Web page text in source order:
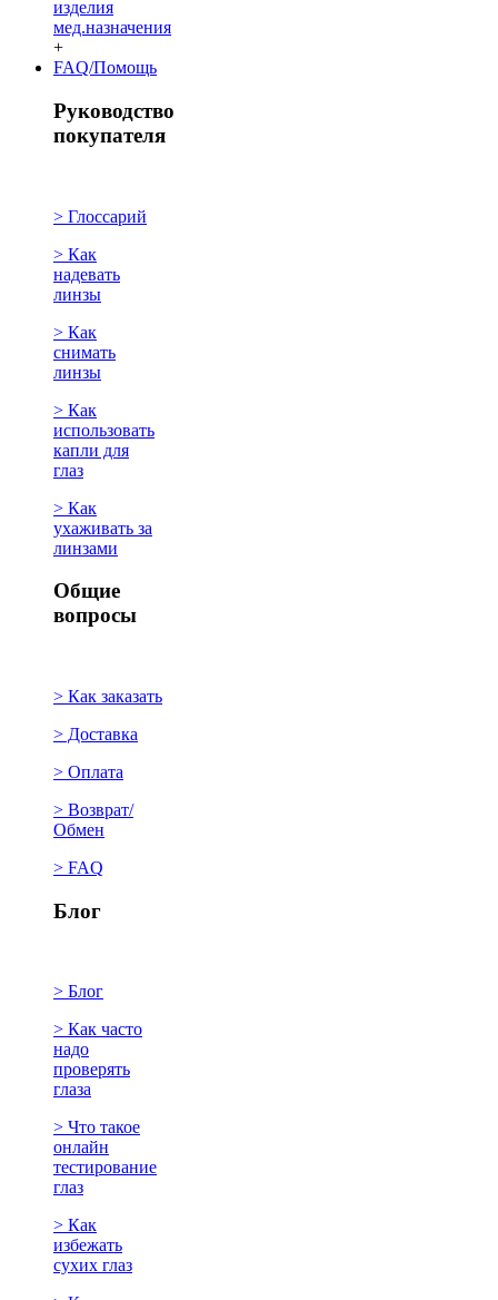
+
FAQ/Помощь
Руководство
покупателя
> Глоссарий
> Как
надевать
линзы
> Как
снимать
линзы
> Как
использовать
капли для
глаз
> Как
ухаживать за
линзами
Общие
вопросы
> Как заказать
> Доставка
> Оплата
> Возврат/
Обмен
> FAQ
Блог
> Блог
> Как часто
надо
проверять
глаза
> Что такое
онлайн
тестирование
глаз
> Как
избежать
сухих глаз